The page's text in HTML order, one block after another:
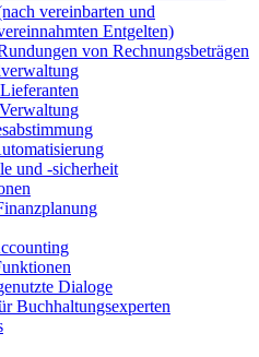
vereinbarten und
Entgelten)
von Rechnungsbeträgen
und -sicherheit
Dialoge
Buchhaltungsexperten